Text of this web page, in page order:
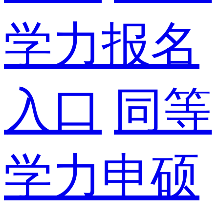
学力报名
入口 同等
学力申硕